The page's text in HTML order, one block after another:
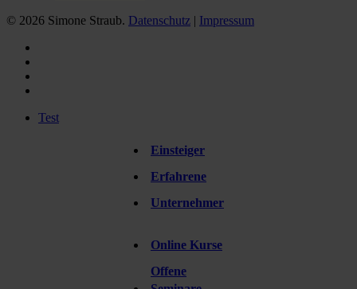
© 2026 Simone Straub. Datenschutz | Impressum
Close
Test
Einsteiger
Erfahrene
Unternehmer
Online Kurse
Offene